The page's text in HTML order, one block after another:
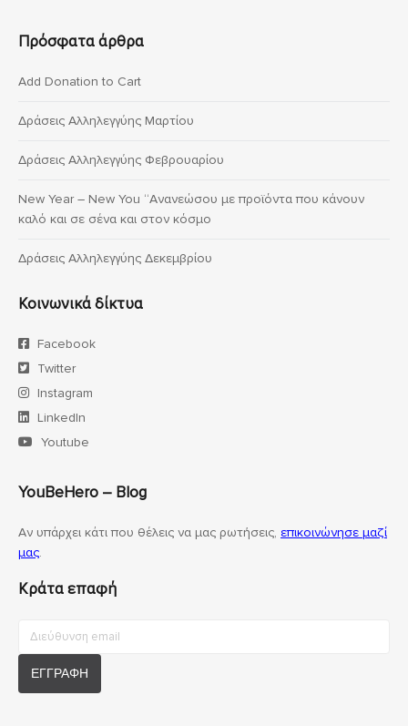
Πρόσφατα άρθρα
Add Donation to Cart
Δράσεις Αλληλεγγύης Μαρτίου
Δράσεις Αλληλεγγύης Φεβρουαρίου
New Year – New You “Ανανεώσου με προϊόντα που κάνουν
καλό και σε σένα και στον κόσμο
Δράσεις Αλληλεγγύης Δεκεμβρίου
Κοινωνικά δίκτυα
Facebook
Twitter
Instagram
LinkedIn
Youtube
YouBeHero – Blog
Αν υπάρχει κάτι που θέλεις να μας ρωτήσεις, επικοινώνησε μαζί
μας.
Κράτα επαφή